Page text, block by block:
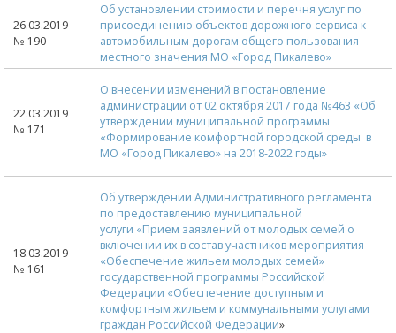
26.03.2019
№ 190
Об установлении стоимости и перечня услуг по
присоединению объектов дорожного сервиса к
автомобильным дорогам общего пользования
местного значения МО «Город Пикалево»
22.03.2019
№ 171
О внесении изменений в постановление
администрации от 02 октября 2017 года №463 «Об
утверждении муниципальной программы
«Формирование комфортной городской среды в
МО «Город Пикалево» на 2018-2022 годы»
18.03.2019
№ 161
Об утверждении Административного регламента
по предоставлению муниципальной
услуги «Прием заявлений от молодых семей о
включении их в состав участников мероприятия
«Обеспечение жильем молодых семей»
государственной программы Российской
Федерации «Обеспечение доступным и
комфортным жильем и коммунальными услугами
граждан Российской Федерации»